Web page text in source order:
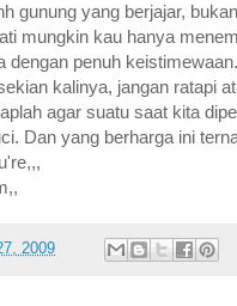
gunung yang berjajar,
mungkin kau hanya
dengan penuh keistimewaan.
kalinya, jangan ratapi
agar suatu saat kita
Dan yang berharga ini
2009